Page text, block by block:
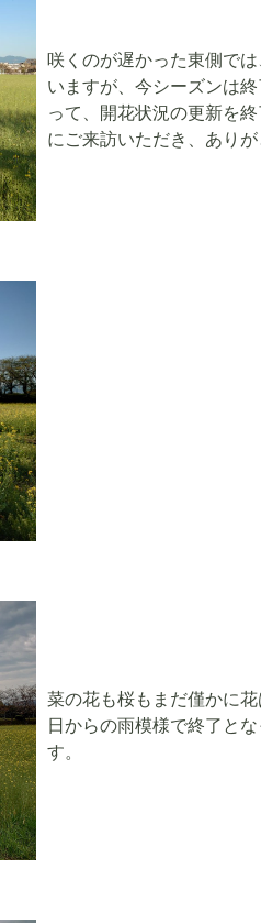
咲くのが遅かった東側で
いますが、今シーズンは
って、開花状況の更新を
にご来訪いただき、ありが
菜の花も桜もまだ僅かに
日からの雨模様で終了と
す。